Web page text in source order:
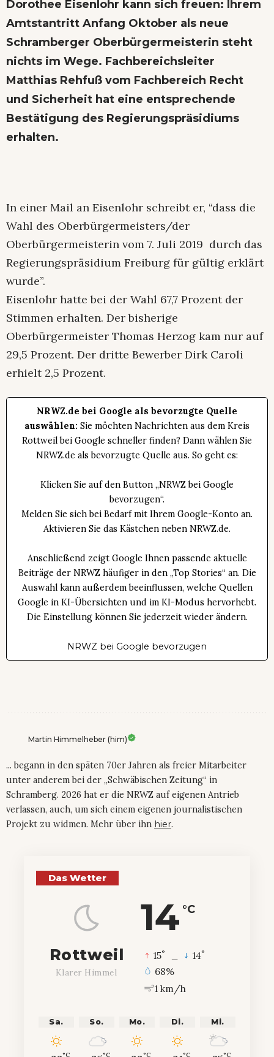
Dorothee Eisenlohr kann sich freuen: Ihrem
Amtstantritt Anfang Oktober als neue
Schramberger Oberbürgermeisterin steht
nichts im Wege. Fachbereichsleiter
Matthias Rehfuß vom Fachbereich Recht
und Sicherheit hat eine entsprechende
Bestätigung des Regierungspräsidiums
erhalten.
In einer Mail an Eisenlohr schreibt er, “dass die
Wahl des Oberbürgermeisters/der
Oberbürgermeisterin vom 7. Juli 2019 durch das
Regierungspräsidium Freiburg für gültig erklärt
wurde”.
Eisenlohr hatte bei der Wahl 67,7 Prozent der
Stimmen erhalten. Der bisherige
Oberbürgermeister Thomas Herzog kam nur auf
29,5 Prozent. Der dritte Bewerber Dirk Caroli
erhielt 2,5 Prozent.
NRWZ.de bei Google als bevorzugte Quelle
auswählen: Sie möchten Nachrichten aus dem Kreis
Rottweil bei Google schneller finden? Dann wählen Sie
NRWZ.de als bevorzugte Quelle aus. So geht es:
Klicken Sie auf den Button „NRWZ bei Google
bevorzugen“.
Melden Sie sich bei Bedarf mit Ihrem Google-Konto an.
Aktivieren Sie das Kästchen neben NRWZ.de.
Anschließend zeigt Google Ihnen passende aktuelle
Beiträge der NRWZ häufiger in den „Top Stories“ an. Die
Auswahl kann außerdem beeinflussen, welche Quellen
Google in KI-Übersichten und im KI-Modus hervorhebt.
Die Einstellung können Sie jederzeit wieder ändern.
NRWZ bei Google bevorzugen
Martin Himmelheber (him)
... begann in den späten 70er Jahren als freier Mitarbeiter
unter anderem bei der „Schwäbischen Zeitung“ in
Schramberg. 2026 hat er die NRWZ auf eigenen Antrieb
verlassen, auch, um sich einem eigenen journalistischen
Projekt zu widmen. Mehr über ihn hier.
Das Wetter
14 °C
Rottweil
Klarer Himmel
15° 14°
68%
1 km/h
Sa.
°C
So.
°C
Mo.
°C
Di.
°C
Mi.
°C